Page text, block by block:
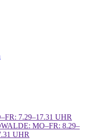
7.29–17.31 UHR
MO–FR: 8.29–
UHR